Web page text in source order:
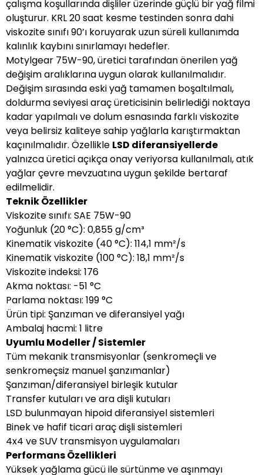
çalışma koşullarında dişliler üzerinde güçlü bir yağ filmi
oluşturur. KRL 20 saat kesme testinden sonra dahi
viskozite sınıfı 90’ı koruyarak uzun süreli kullanımda
kalınlık kaybını sınırlamayı hedefler.
Motylgear 75W-90, üretici tarafından önerilen yağ
değişim aralıklarına uygun olarak kullanılmalıdır.
Değişim sırasında eski yağ tamamen boşaltılmalı,
doldurma seviyesi araç üreticisinin belirlediği noktaya
kadar yapılmalı ve dolum esnasında farklı viskozite
veya belirsiz kaliteye sahip yağlarla karıştırmaktan
kaçınılmalıdır. Özellikle LSD diferansiyellerde
yalnızca üretici açıkça onay veriyorsa kullanılmalı, atık
yağlar çevre mevzuatına uygun şekilde bertaraf
edilmelidir.
Teknik Özellikler
Viskozite sınıfı: SAE 75W-90
Yoğunluk (20 °C): 0,855 g/cm³
Kinematik viskozite (40 °C): 114,1 mm²/s
Kinematik viskozite (100 °C): 18,1 mm²/s
Viskozite indeksi: 176
Akma noktası: -51 °C
Parlama noktası: 199 °C
Ürün tipi: Şanzıman ve diferansiyel yağı
Ambalaj hacmi: 1 litre
Uyumlu Modeller / Sistemler
Tüm mekanik transmisyonlar (senkromeçli ve
senkromeçsiz manuel şanzımanlar)
Şanzıman/diferansiyel birleşik kutular
Transfer kutuları ve ara dişli kutuları
LSD bulunmayan hipoid diferansiyel sistemleri
Binek ve hafif ticari araç dişli sistemleri
4x4 ve SUV transmisyon uygulamaları
Performans Özellikleri
Yüksek yağlama gücü ile sürtünme ve aşınmayı